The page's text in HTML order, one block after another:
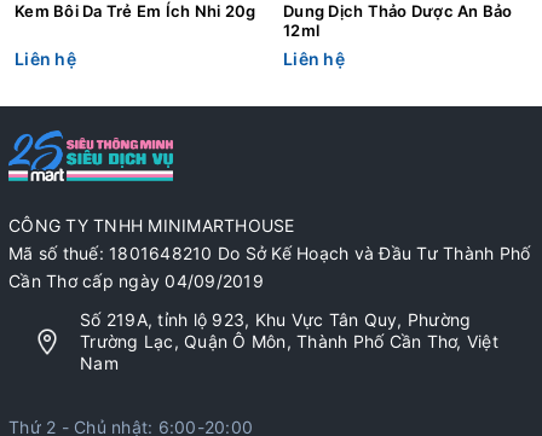
Kem Bôi Da Trẻ Em Ích Nhi 20g
Liên hệ
Dung Dịch Thảo Dược An Bảo
12ml
Liên hệ
CÔNG TY TNHH MINIMARTHOUSE
Mã số thuế: 1801648210 Do Sở Kế Hoạch và Đầu Tư Thành Phố
Cần Thơ cấp ngày 04/09/2019
Số 219A, tỉnh lộ 923, Khu Vực Tân Quy, Phường
Trường Lạc, Quận Ô Môn, Thành Phố Cần Thơ, Việt
Nam
Thứ 2 - Chủ nhật: 6:00-20:00